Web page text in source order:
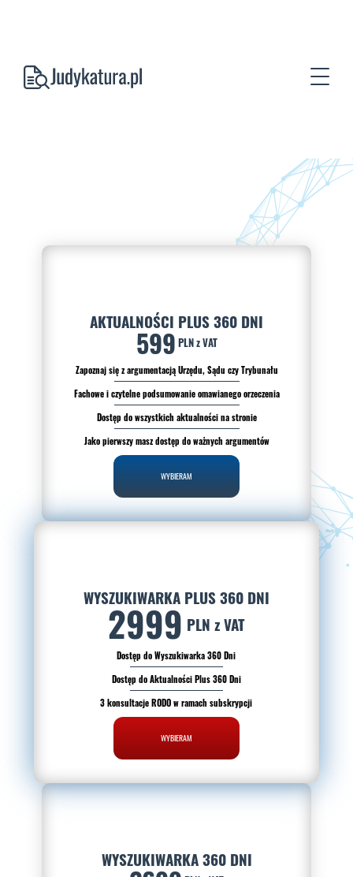
AKTUALNOŚCI PLUS 360 DNI
599 PLN z VAT
Zapoznaj się z argumentacją Urzędu, Sądu czy Trybunału
Fachowe i czytelne podsumowanie omawianego orzeczenia
Dostęp do wszystkich aktualności na stronie
Jako pierwszy masz dostęp do ważnych argumentów
WYBIERAM
WYSZUKIWARKA PLUS 360 DNI
2999 PLN z VAT
Dostęp do Wyszukiwarka 360 Dni
Dostęp do Aktualności Plus 360 Dni
3 konsultacje RODO w ramach subskrypcji
WYBIERAM
WYSZUKIWARKA 360 DNI